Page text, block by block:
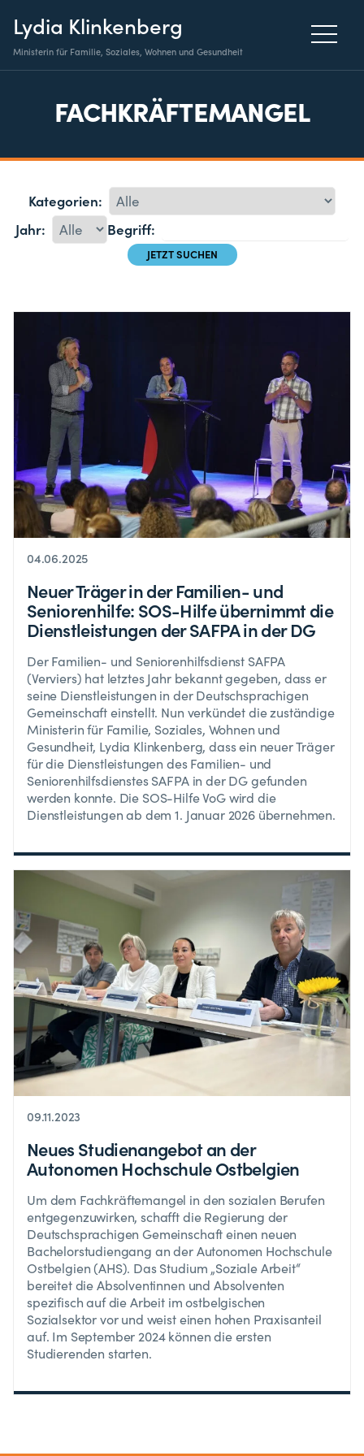
Lydia Klinkenberg
Ministerin für Familie, Soziales, Wohnen und Gesundheit
FACHKRÄFTEMANGEL
Kategorien:
Jahr:
Begriff:
04.06.2025
Neuer Träger in der Familien- und
Seniorenhilfe: SOS-Hilfe übernimmt die
Dienstleistungen der SAFPA in der DG
Der Familien- und Seniorenhilfsdienst SAFPA
(Verviers) hat letztes Jahr bekannt gegeben, dass er
seine Dienstleistungen in der Deutschsprachigen
Gemeinschaft einstellt. Nun verkündet die zuständige
Ministerin für Familie, Soziales, Wohnen und
Gesundheit, Lydia Klinkenberg, dass ein neuer Träger
für die Dienstleistungen des Familien- und
Seniorenhilfsdienstes SAFPA in der DG gefunden
werden konnte. Die SOS-Hilfe VoG wird die
Dienstleistungen ab dem 1. Januar 2026 übernehmen.
09.11.2023
Neues Studienangebot an der
Autonomen Hochschule Ostbelgien
Um dem Fachkräftemangel in den sozialen Berufen
entgegenzuwirken, schafft die Regierung der
Deutschsprachigen Gemeinschaft einen neuen
Bachelorstudiengang an der Autonomen Hochschule
Ostbelgien (AHS). Das Studium „Soziale Arbeit“
bereitet die Absolventinnen und Absolventen
spezifisch auf die Arbeit im ostbelgischen
Sozialsektor vor und weist einen hohen Praxisanteil
auf. Im September 2024 können die ersten
Studierenden starten.